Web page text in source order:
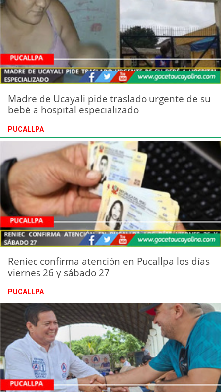
Madre de Ucayali pide traslado urgente de su
bebé a hospital especializado
PUCALLPA
Reniec confirma atención en Pucallpa los días
viernes 26 y sábado 27
PUCALLPA